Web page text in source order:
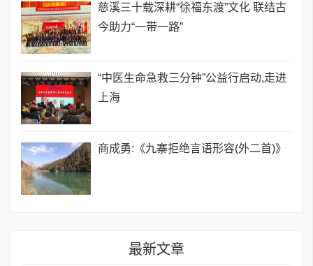
慈溪三十载深耕“徐福东渡”文化 联结古
今助力“一带一路”
“中医生命急救三分钟”公益行启动,走进
上海
商成勇:《九寨拒绝言语形容(外二首)》
最新文章